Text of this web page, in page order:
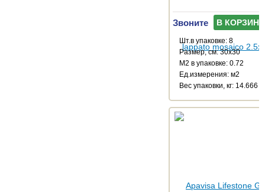
Звоните В КОРЗИНУ
Шт.в упаковке: 8
Размер, см: 30x30
М2 в упаковке: 0.72
Ед.измерения: м2
Веc упаковки, кг: 14.666